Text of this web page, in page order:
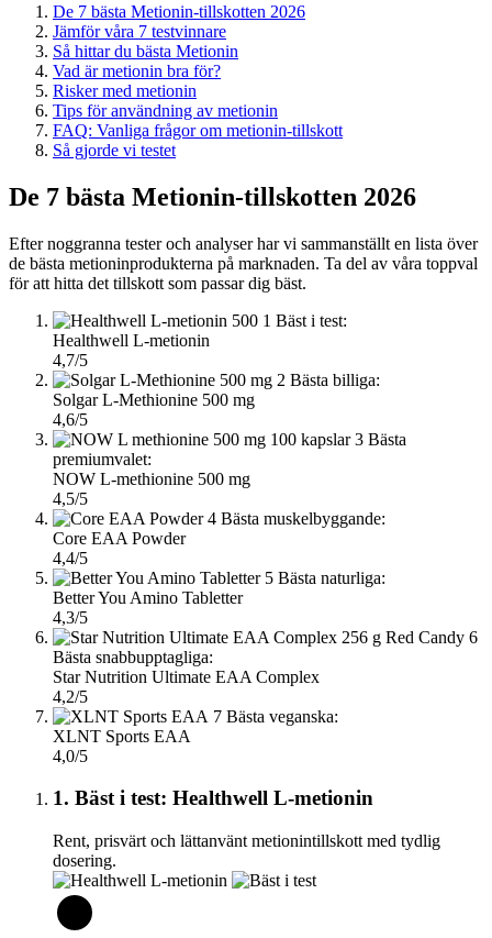
De 7 bästa Metionin-tillskotten 2026
Jämför våra 7 testvinnare
Så hittar du bästa Metionin
Vad är metionin bra för?
Risker med metionin
Tips för användning av metionin
FAQ: Vanliga frågor om metionin-tillskott
Så gjorde vi testet
De 7 bästa Metionin-tillskotten 2026
Efter noggranna tester och analyser har vi sammanställt en lista över
de bästa metioninprodukterna på marknaden. Ta del av våra toppval
för att hitta det tillskott som passar dig bäst.
1 Bäst i test:
Healthwell L-metionin
4,7/5
2 Bästa billiga:
Solgar L-Methionine 500 mg
4,6/5
3 Bästa
premiumvalet:
NOW L-methionine 500 mg
4,5/5
4 Bästa muskelbyggande:
Core EAA Powder
4,4/5
5 Bästa naturliga:
Better You Amino Tabletter
4,3/5
6
Bästa snabbupptagliga:
Star Nutrition Ultimate EAA Complex
4,2/5
7 Bästa veganska:
XLNT Sports EAA
4,0/5
1. Bäst i test: Healthwell L-metionin
Rent, prisvärt och lättanvänt metionintillskott med tydlig
dosering.